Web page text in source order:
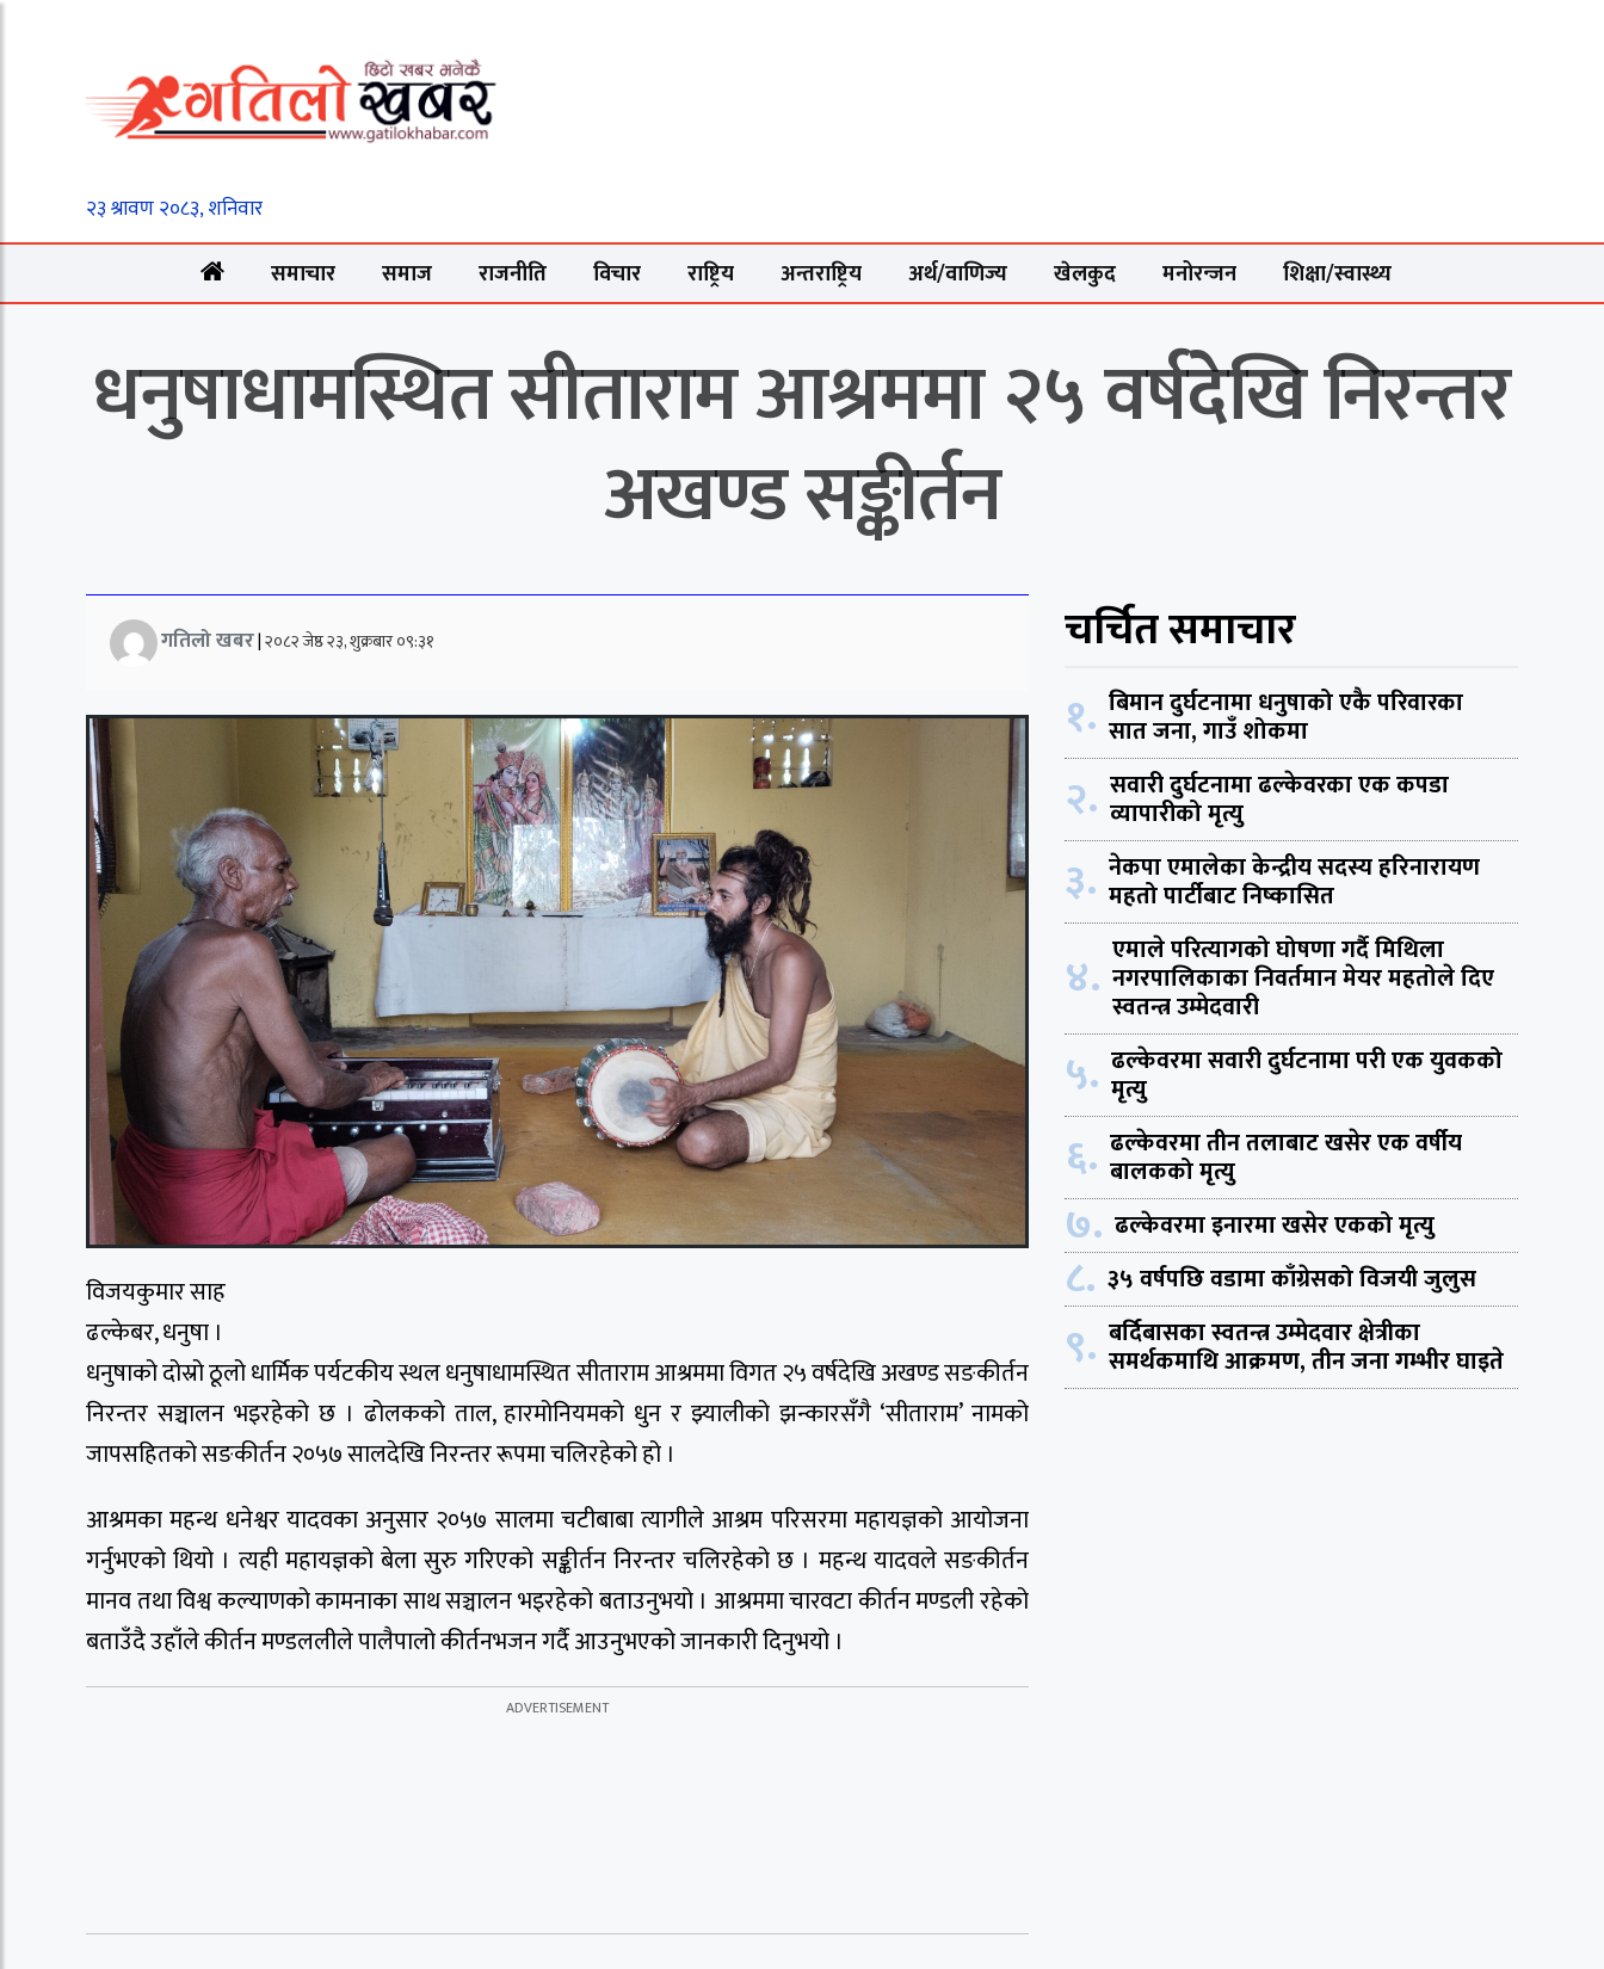
समाचार समाज राजनीति विचार राष्ट्रिय अन्तराष्ट्रिय अर्थ/वाणिज्य खेलकुद मनोरन्जन शिक्षा/स्वास्थ्य
धनुषाधामस्थित सीताराम आश्रममा २५ वर्षदेखि निरन्तर
अखण्ड सङ्कीर्तन
गतिलो खबर|२०८२ जेष्ठ २३, शुक्रबार ०९:३१
विजयकुमार साह
ढल्केबर, धनुषा ।
धनुषाको दोस्रो ठूलो धार्मिक पर्यटकीय स्थल धनुषाधामस्थित सीताराम आश्रममा विगत २५ वर्षदेखि अखण्ड सङकीर्तन
निरन्तर सञ्चालन भइरहेको छ । ढोलकको ताल, हारमोनियमको धुन र झ्यालीको झन्कारसँगै ‘सीताराम’ नामको
जापसहितको सङकीर्तन २०५७ सालदेखि निरन्तर रूपमा चलिरहेको हो ।
आश्रमका महन्थ धनेश्वर यादवका अनुसार २०५७ सालमा चटीबाबा त्यागीले आश्रम परिसरमा महायज्ञको आयोजना
गर्नुभएको थियो । त्यही महायज्ञको बेला सुरु गरिएको सङ्कीर्तन निरन्तर चलिरहेको छ । महन्थ यादवले सङकीर्तन
मानव तथा विश्व कल्याणको कामनाका साथ सञ्चालन भइरहेको बताउनुभयो । आश्रममा चारवटा कीर्तन मण्डली रहेको
बताउँदै उहाँले कीर्तन मण्डललीले पालैपालो कीर्तनभजन गर्दै आउनुभएको जानकारी दिनुभयो ।
चर्चित समाचार
१. बिमान दुर्घटनामा धनुषाको एकै परिवारका
सात जना, गाउँ शोकमा
२. सवारी दुर्घटनामा ढल्केवरका एक कपडा
व्यापारीको मृत्यु
३. नेकपा एमालेका केन्द्रीय सदस्य हरिनारायण
महतो पार्टीबाट निष्कासित
४. एमाले परित्यागको घोषणा गर्दै मिथिला
नगरपालिकाका निवर्तमान मेयर महतोले दिए
स्वतन्त्र उम्मेदवारी
५. ढल्केवरमा सवारी दुर्घटनामा परी एक युवकको
मृत्यु
६. ढल्केवरमा तीन तलाबाट खसेर एक वर्षीय
बालकको मृत्यु
७. ढल्केवरमा इनारमा खसेर एकको मृत्यु
८. ३५ वर्षपछि वडामा काँग्रेसको विजयी जुलुस
९. बर्दिबासका स्वतन्त्र उम्मेदवार क्षेत्रीका
समर्थकमाथि आक्रमण, तीन जना गम्भीर घाइते